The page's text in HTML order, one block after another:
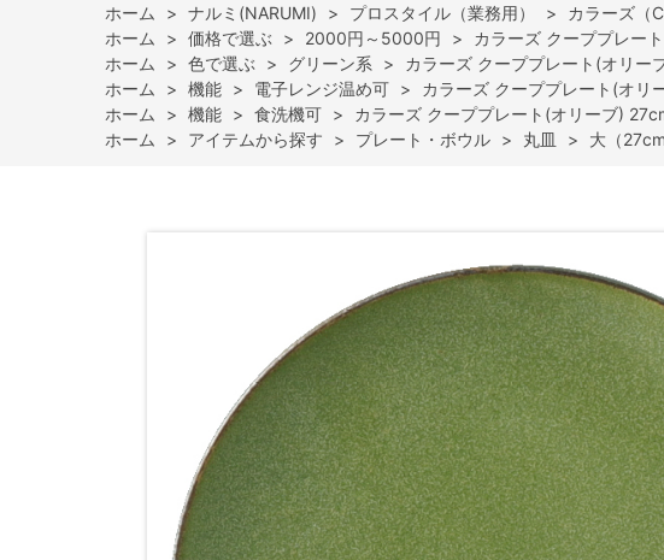
ホーム > ナルミ(NARUMI) > プロスタイル（業務用） > カラーズ（
ホーム
> 価格で選ぶ > 2000円～5000円 >
カラーズ クーププレー
ホーム
> 色で選ぶ > グリーン系 >
カラーズ クーププレート(オリ
ホーム
> 機能 > 電子レンジ温め可 >
カラーズ クーププレート(オリ
ホーム
> 機能 > 食洗機可 >
カラーズ クーププレート(オリーブ)
ホーム
> アイテムから探す > プレート・ボウル > 丸皿 > 大（27cm